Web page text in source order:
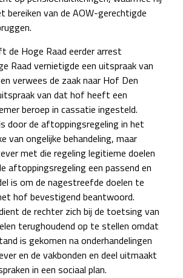
bereiken van de AOW-gerechtigde
de Hoge Raad eerder arrest
Raad vernietigde een uitspraak van
verwees de zaak naar Hof Den
van dat hof heeft een
beroep in cassatie ingesteld.
door de aftoppingsregeling in het
van ongelijke behandeling, maar
met die regeling legitieme doelen
aftoppingsregeling een passend en
is om de nagestreefde doelen te
hof bevestigend beantwoord.
de rechter zich bij de toetsing van
terughoudend op te stellen omdat
is gekomen na onderhandelingen
en de vakbonden en deel uitmaakt
in een sociaal plan.